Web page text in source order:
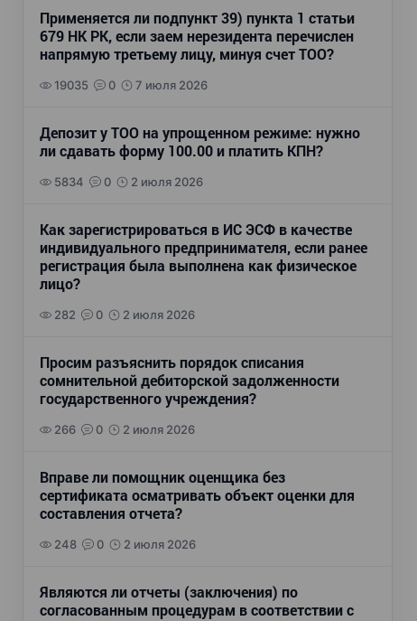
Применяется ли подпункт 39) пункта 1 статьи
679 НК РК, если заем нерезидента перечислен
напрямую третьему лицу, минуя счет ТОО?
19035 0 7 июля 2026
Депозит у ТОО на упрощенном режиме: нужно
ли сдавать форму 100.00 и платить КПН?
5834 0 2 июля 2026
Как зарегистрироваться в ИС ЭСФ в качестве
индивидуального предпринимателя, если ранее
регистрация была выполнена как физическое
лицо?
282 0 2 июля 2026
Просим разъяснить порядок списания
сомнительной дебиторской задолженности
государственного учреждения?
266 0 2 июля 2026
Вправе ли помощник оценщика без
сертификата осматривать объект оценки для
составления отчета?
248 0 2 июля 2026
Являются ли отчеты (заключения) по
согласованным процедурам в соответствии с